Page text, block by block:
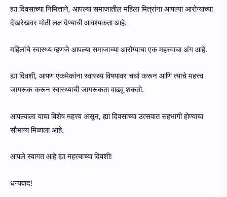
ह्या दिवसाच्या निमित्ताने, आपल्या समाजातील महिला मित्रांना आपल्या आरोग्याच्या
देखरेखवर मोठी लक्ष देण्याची आवश्यकता आहे.
महिलांचे स्वास्थ्य म्हणजे आपल्या समाजाच्या आरोग्याचा एक महत्त्वाचा अंग आहे.
ह्या दिवशी, आपण एकमेकांना स्वास्थ्य विषयावर चर्चा करून आणि त्याचे महत्त्व
जागरूक करून स्वास्थ्याची जागरूकता वाढवू शकतो.
आपल्याला याचा विशेष महत्त्व असून, ह्या दिवसाच्या उत्सवात सहभागी होण्याचा
सौभाग्य मिळाला आहे.
आपले स्वागत आहे ह्या महत्त्वाच्या दिवशी!
धन्यवाद!